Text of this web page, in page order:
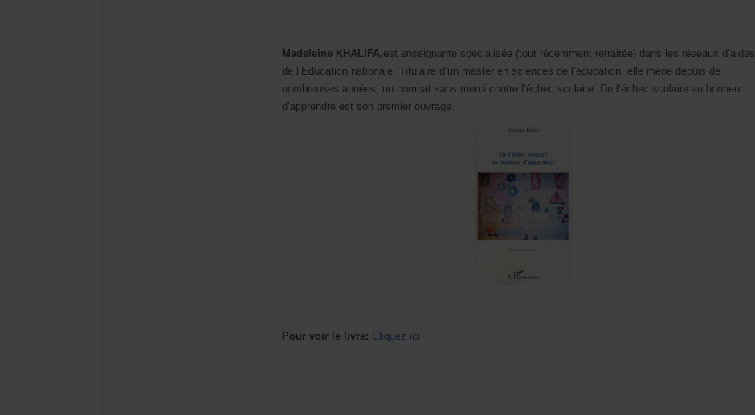
Madeleine KHALIFA,est enseignante spécialisée (tout récemment retraitée) dans les réseaux d’aides
de l’Education nationale. Titulaire d’un master en sciences de l’éducation, elle mène depuis de
nombreuses années, un combat sans merci contre l’échec scolaire. De l’échec scolaire au bonheur
d’apprendre est son premier ouvrage.
Pour voir le livre: Cliquez ici